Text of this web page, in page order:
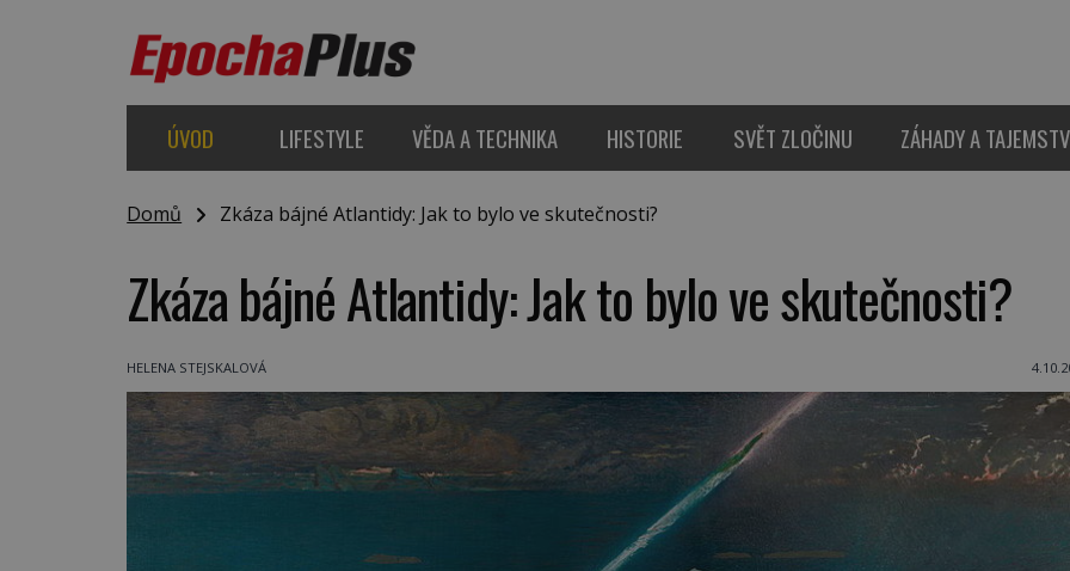
ÚVOD LIFESTYLE VĚDA A TECHNIKA HISTORIE SVĚT ZLOČINU ZÁHADY A
Domů Zkáza bájné Atlantidy: Jak to bylo ve skutečnosti?
Zkáza bájné Atlantidy: Jak to bylo ve skutečnosti?
HELENA STEJSKALOVÁ